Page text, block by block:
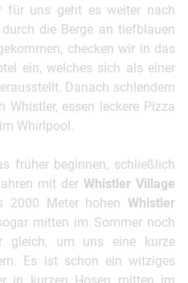
für uns geht es weiter nach
die Berge an tiefblauen
checken wir in das
ein, welches sich als einer
Danach schlendern
essen leckere Pizza
Whirlpool.
früher beginnen, schließlich
mit der Whistler Village
2000 Meter hohen Whistler
mitten im Sommer noch
gleich, um uns eine kurze
Es ist schon ein witziges